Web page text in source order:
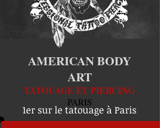
AMERICAN BODY
ART
TATOUAGE ET PIERCING
PARIS
1er sur le tatouage à Paris